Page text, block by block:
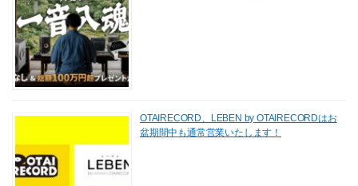
OTAIRECORD、LEBEN by OTAIRECORDはお
盆期間中も通常営業いたします！